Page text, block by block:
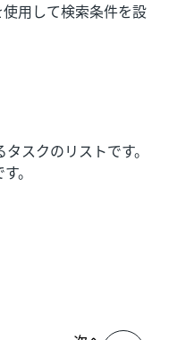
用して検索条件を設
スクのリストです。
。